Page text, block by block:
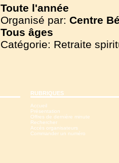
Toute l'année
Organisé par: Centre
Tous âges
Catégorie: Retraite
RUBRIQUES
Accueil
Présentation
Offres de dernière minute
Rechercher
Accès organisateurs
Commander un numéro